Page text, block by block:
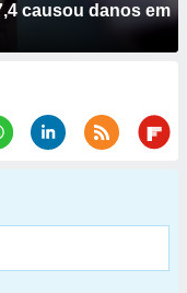
causou danos em